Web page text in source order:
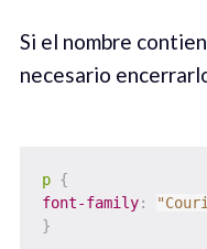
Si el nombre
necesario
p {
font-family:
}